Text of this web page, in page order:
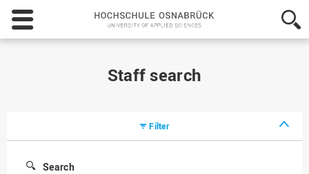
Hochschule
Osnabrück
-
Staff search
Filter
Search